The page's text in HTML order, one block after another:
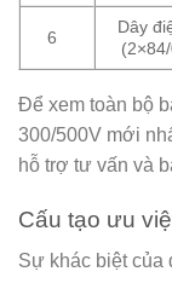
6
Dây
Để xem toàn bộ
300/500V mới
hỗ trợ tư vấn và
Cấu tạo ưu
Sự khác biệt của